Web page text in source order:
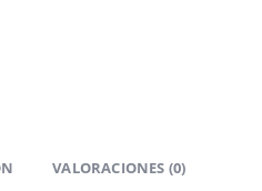
VALORACIONES (0)